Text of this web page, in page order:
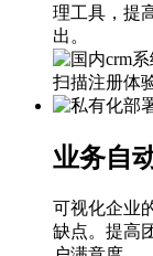
理工具，提
出。
扫描注册体
业务自
可视化企业
缺点。提高